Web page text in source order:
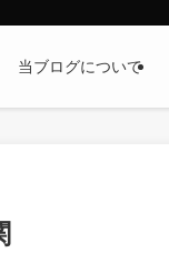
当ブログについて